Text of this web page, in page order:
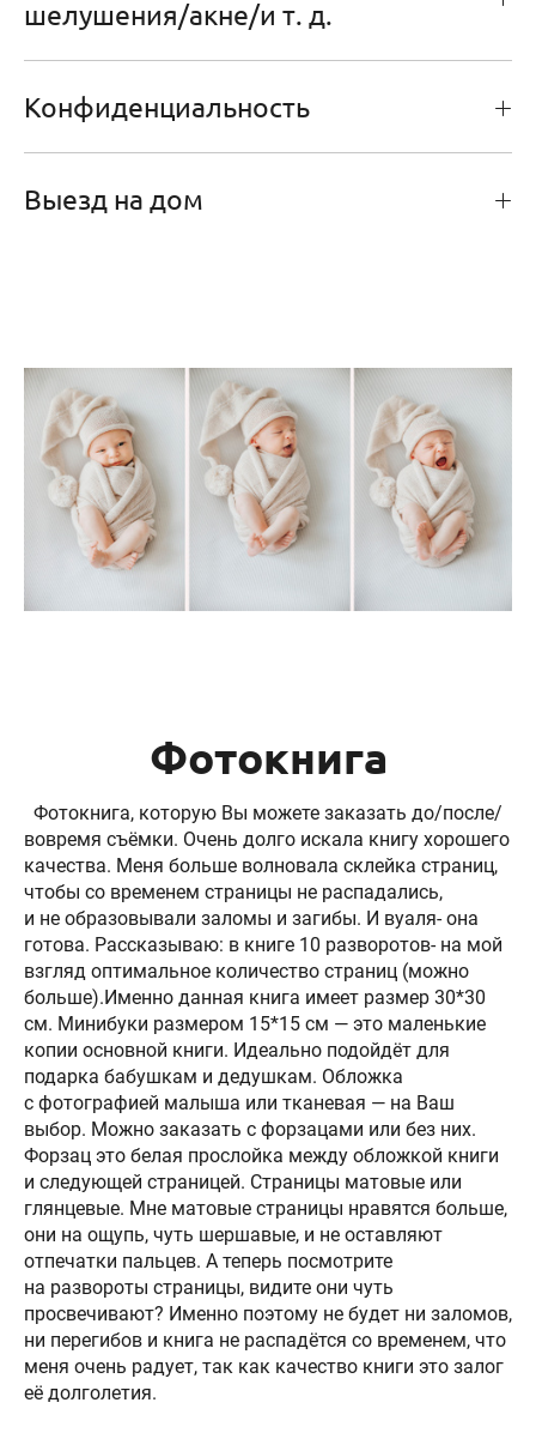
шелушения/акне/и т. д.
Конфиденциальность
Выезд на дом
Фотокнига
Фотокнига, которую Вы можете заказать до/после/
вовремя съёмки. Очень долго искала книгу хорошего
качества. Меня больше волновала склейка страниц,
чтобы со временем страницы не распадались,
и не образовывали заломы и загибы. И вуаля- она
готова. Рассказываю: в книге 10 разворотов- на мой
взгляд оптимальное количество страниц (можно
больше).Именно данная книга имеет размер 30*30
см. Минибуки размером 15*15 см — это маленькие
копии основной книги. Идеально подойдёт для
подарка бабушкам и дедушкам. Обложка
с фотографией малыша или тканевая — на Ваш
выбор. Можно заказать с форзацами или без них.
Форзац это белая прослойка между обложкой книги
и следующей страницей. Страницы матовые или
глянцевые. Мне матовые страницы нравятся больше,
они на ощупь, чуть шершавые, и не оставляют
отпечатки пальцев. А теперь посмотрите
на развороты страницы, видите они чуть
просвечивают? Именно поэтому не будет ни заломов,
ни перегибов и книга не распадётся со временем, что
меня очень радует, так как качество книги это залог
её долголетия.